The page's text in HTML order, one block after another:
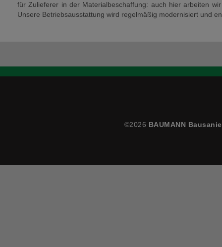
für Zulieferer in der Materialbeschaffung: auch hier arbeiten
Unsere Betriebsausstattung wird regelmäßig modernisiert und
©2026 BAUMANN